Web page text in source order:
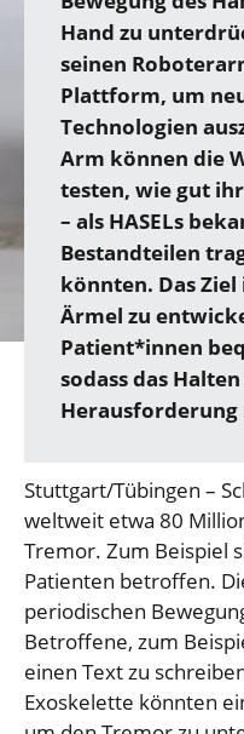
Hand zu
seinen
Plattform, um
Technologien
Arm können die
testen, wie gut
– als HASELs
Bestandteilen
könnten. Das Ziel
Ärmel zu
Patient*innen
sodass das
Stuttgart/Tübingen –
weltweit etwa 80
Tremor. Zum Beispiel
Patienten betroffen.
periodischen
Betroffene, zum
einen Text zu
Exoskelette könnten